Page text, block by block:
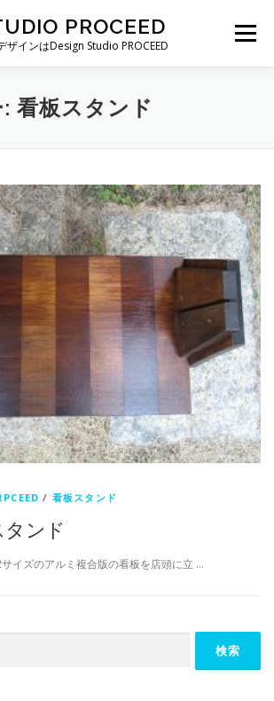
PROCEED
ザインはDesign Studio PROCEED
メニュー
自己紹介 私ができること
問い合わせ
看板スタンド
/ 看板スタンド
ンド
イズのアルミ複合版の看板を店頭に立 …